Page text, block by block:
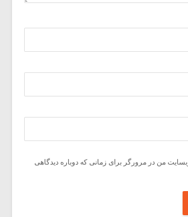
من در مرورگر برای زمانی که دوباره دیدگاهی